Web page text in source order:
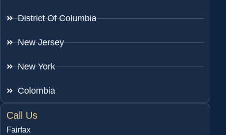
District Of Columbia
New Jersey
New York
Colombia
Call Us
Fairfax